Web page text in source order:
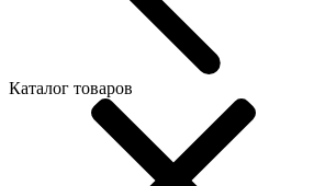
Каталог товаров